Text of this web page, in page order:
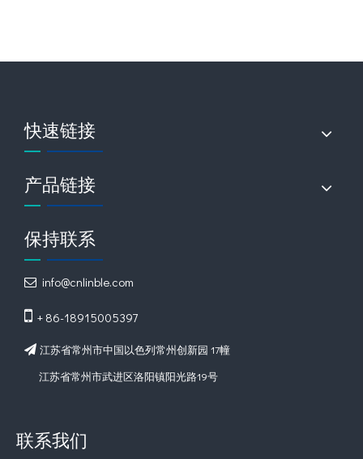
快速链接
产品链接
保持联系
 info@cnlinble.com
 + 86-18915005397
 江苏省常州市中国以色列常州创新园 17幢
江苏省常州市武进区洛阳镇阳光路19号
联系我们